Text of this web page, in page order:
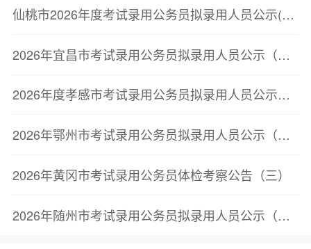
仙桃市2026年度考试录用公务员拟录用人员公示(第二批)
2026年宜昌市考试录用公务员拟录用人员公示（第二批）
2026年度孝感市考试录用公务员拟录用人员公示（第二批）
2026年鄂州市考试录用公务员拟录用人员公示（第三批）
2026年黄冈市考试录用公务员体检考察公告（三）
2026年随州市考试录用公务员拟录用人员公示（第三批）